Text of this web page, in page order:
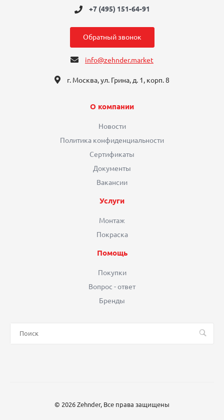
+7 (495) 151-64-91
Обратный звонок
info@zehnder.market
г. Москва, ул. Грина, д. 1, корп. 8
О компании
Новости
Политика конфиденциальности
Сертификаты
Документы
Вакансии
Услуги
Монтаж
Покраска
Помощь
Покупки
Вопрос - ответ
Бренды
© 2026 Zehnder, Все права защищены